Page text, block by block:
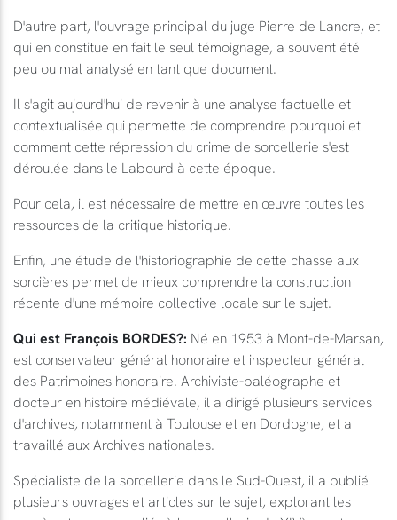
D'autre part, l'ouvrage principal du juge Pierre de Lancre, et
qui en constitue en fait le seul témoignage, a souvent été
peu ou mal analysé en tant que document.
Il s'agit aujourd'hui de revenir à une analyse factuelle et
contextualisée qui permette de comprendre pourquoi et
comment cette répression du crime de sorcellerie s'est
déroulée dans le Labourd à cette époque.
Pour cela, il est nécessaire de mettre en œuvre toutes les
ressources de la critique historique.
Enfin, une étude de l'historiographie de cette chasse aux
sorcières permet de mieux comprendre la construction
récente d'une mémoire collective locale sur le sujet.
Qui est François BORDES?: Né en 1953 à Mont-de-Marsan,
est conservateur général honoraire et inspecteur général
des Patrimoines honoraire. Archiviste-paléographe et
docteur en histoire médiévale, il a dirigé plusieurs services
d'archives, notamment à Toulouse et en Dordogne, et a
travaillé aux Archives nationales.
Spécialiste de la sorcellerie dans le Sud-Ouest, il a publié
plusieurs ouvrages et articles sur le sujet, explorant les